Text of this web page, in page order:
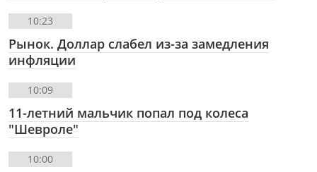
10:23
Рынок. Доллар слабел из-за замедления
инфляции
10:09
11-летний мальчик попал под колеса
"Шевроле"
10:00